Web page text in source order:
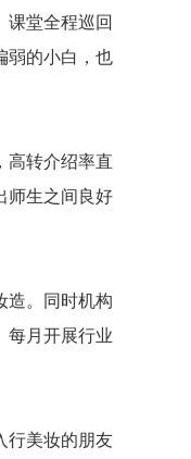
课堂全程巡回
弱的小白，也
高转介绍率直
师生之间良好
造。同时机构
每月开展行业
行美妆的朋友